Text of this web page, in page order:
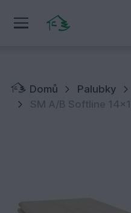
Domů Palubky
SM A/B Softline